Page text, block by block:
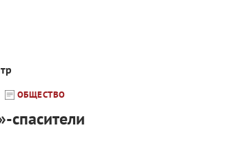
ОБЩЕСТВО
спасители